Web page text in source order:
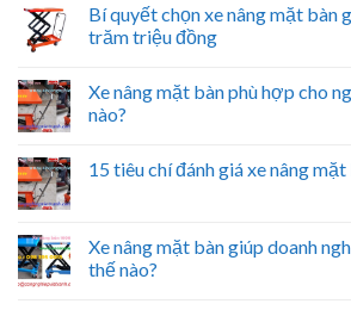
Bí quyết chọn xe nâng mặt bàn
trăm triệu đồng
Xe nâng mặt bàn phù hợp cho
nào?
15 tiêu chí đánh giá xe nâng
Xe nâng mặt bàn giúp doanh
thế nào?